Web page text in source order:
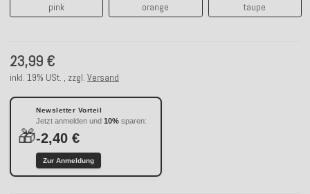
pink orange taupe
23,99 €
inkl. 19% USt. , zzgl. Versand
🎁
Newsletter Vorteil
Jetzt anmelden und 10% sparen:
-2,40 €
Zur Anmeldung